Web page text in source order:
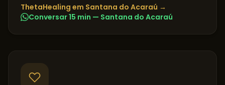
ThetaHealing em Santana do Acaraú →
Conversar 15 min — Santana do Acaraú